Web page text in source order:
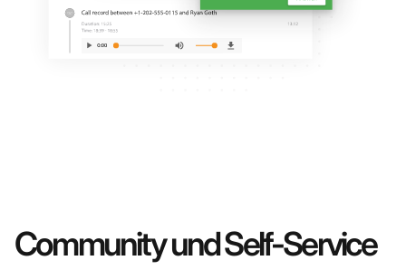
Community und Self-Service